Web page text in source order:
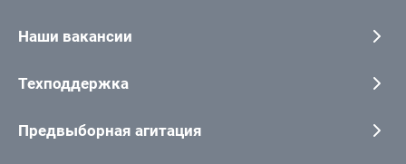
Наши вакансии
Техподдержка
Предвыборная агитация